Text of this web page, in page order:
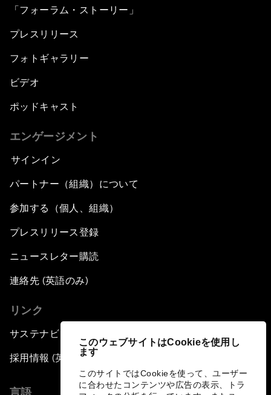
このウェブサイトはCookieを使用し
ます
このサイトではCookieを使って、ユーザー
に合わせたコンテンツや広告の表示、トラ
「フォーラム・ストーリー」
プレスリリース
フォトギャラリー
ビデオ
ポッドキャスト
エンゲージメント
サインイン
パートナー（組織）について
参加する（個人、組織）
プレスリリース登録
ニュースレター購読
連絡先 (英語のみ)
リンク
サステナビリティへの取り組み
採用情報 (英語のみ)
言語